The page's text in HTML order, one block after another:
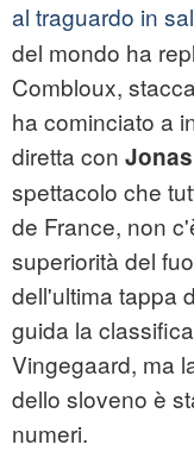
al traguardo in
del mondo ha
Combloux,
ha cominciato a
diretta con
spettacolo che
de France, non
superiorità del
dell'ultima tappa
guida la
Vingegaard, ma
dello sloveno è
numeri.